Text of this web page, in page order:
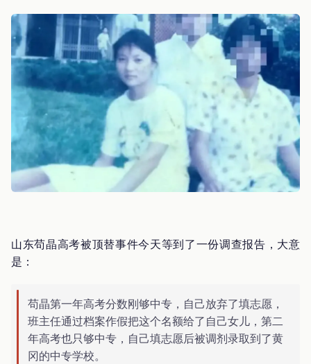
山东苟晶高考被顶替事件今天等到了一份调查报告，大意
是：
苟晶第一年高考分数刚够中专，自己放弃了填志愿，
班主任通过档案作假把这个名额给了自己女儿，第二
年高考也只够中专，自己填志愿后被调剂录取到了黄
冈的中专学校。